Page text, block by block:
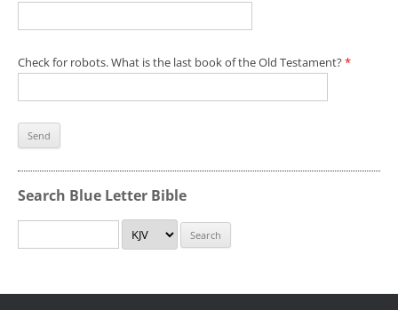
Check for robots. What is the last book of the Old Testament?*
Search Blue Letter Bible